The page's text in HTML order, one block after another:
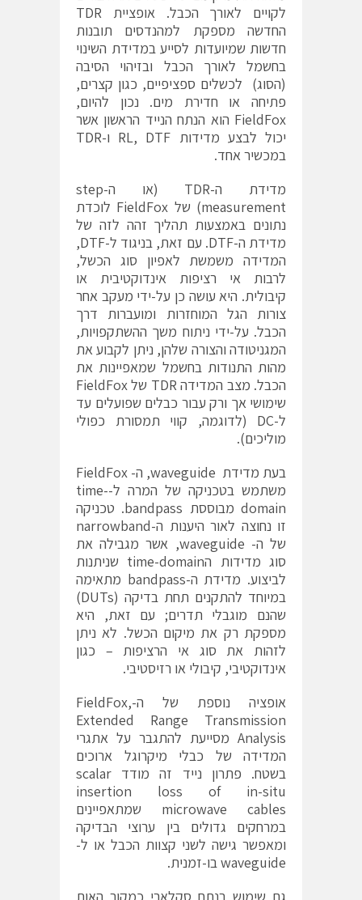
לקויים לאורך הכבל. אופציית TDR
החדשה מספקת למהנדסים תובנות
חדשות שמיועדות לסייע במדידת השינוי
בחשמל לאורך הכבל ובזיהוי הסיבה
(הסוג) לכשלים ספציפיים, כגון קצרים,
פתיחה או חדירת מים. נכון להיום,
FieldFox הוא הנתח הנייד הראשון אשר
יכול לבצע מדידות RL, DTF ו-TDR
במכשיר אחד.
מדידת ה-TDR (או ה-step
measurement) של FieldFox לוכדת
נתונים באמצעות תהליך זהה לזה של
מדידת ה-DTF. עם זאת, בניגוד ל-DTF,
המדידה משמשת לאפיון סוג הכשל,
לרבות אי רציפות אינדוקטיבית או
קיבולית. היא עושה כן על-ידי מעקב אחר
צורות הגל המוחזרות ומועברות דרך
הכבל. על-ידי ניתוח משך ההשתקפויות,
המגניטודה והצורה שלהן, ניתן לקבוע את
מהות התנודות בחשמל שמאפיינות את
הכבל. מצב המדידה TDR של FieldFox
שימושי אך ורק עבור כבלים שפועלים עד
ל-DC (לדוגמה, קווי תמסורת כפולי
מוליכים).
בעת מדידת waveguide, ה- FieldFox
משתמש בטכניקה של המרה ל-time-
domain מבוססת bandpass. טכניקה
זו נחוצה לאור היענות ה-narrowband
של ה- waveguide, אשר מגבילה את
סוג מדידות הtime-domain שניתנות
לביצוע. מדידת ה-bandpass מתאימה
במיוחד להתקנים תחת בדיקה (DUTs)
שהנם מוגבלי תדרים; עם זאת, היא
מספקת רק את מיקום הכשל. לא ניתן
לזהות את סוג אי הרציפות – כגון
אינדוקטיבי, קיבולי או רזיסטיבי.
אופציה נוספת של ה-FieldFox,
Extended Range Transmission
Analysis מסייעת להתגבר על אתגרי
המדידה של כבלי מיקרוגל ארוכים
בשטח. פתרון נייד זה מודד scalar
insertion loss of in-situ
microwave cables שמתאפיינים
במרחקים גדולים בין ערוצי הבדיקה
ומאפשר גישה לשני קצוות הכבל או ל-
waveguide בו-זמנית.
גם שימוש בנתח סקלארי כמקור האות